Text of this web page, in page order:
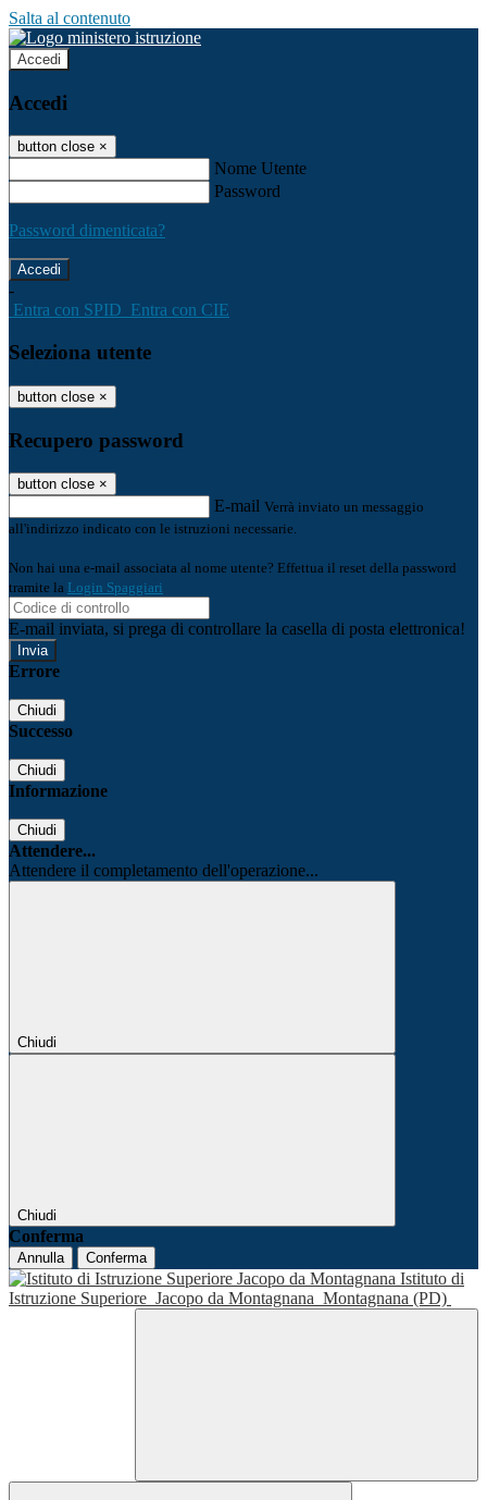
Salta al contenuto
Accedi
Accedi
button close ×
Nome Utente
Password
Password dimenticata?
-
Entra con SPID Entra con CIE
Seleziona utente
button close ×
Recupero password
button close ×
E-mail Verrà inviato un messaggio
all'indirizzo indicato con le istruzioni necessarie.
Non hai una e-mail associata al nome utente? Effettua il reset della password
tramite la Login Spaggiari
E-mail inviata, si prega di controllare la casella di posta elettronica!
Errore
Chiudi
Successo
Chiudi
Informazione
Chiudi
Attendere...
Attendere il completamento dell'operazione...
Chiudi
Chiudi
Conferma
Annulla Conferma
Istituto di
Istruzione Superiore Jacopo da Montagnana Montagnana (PD)